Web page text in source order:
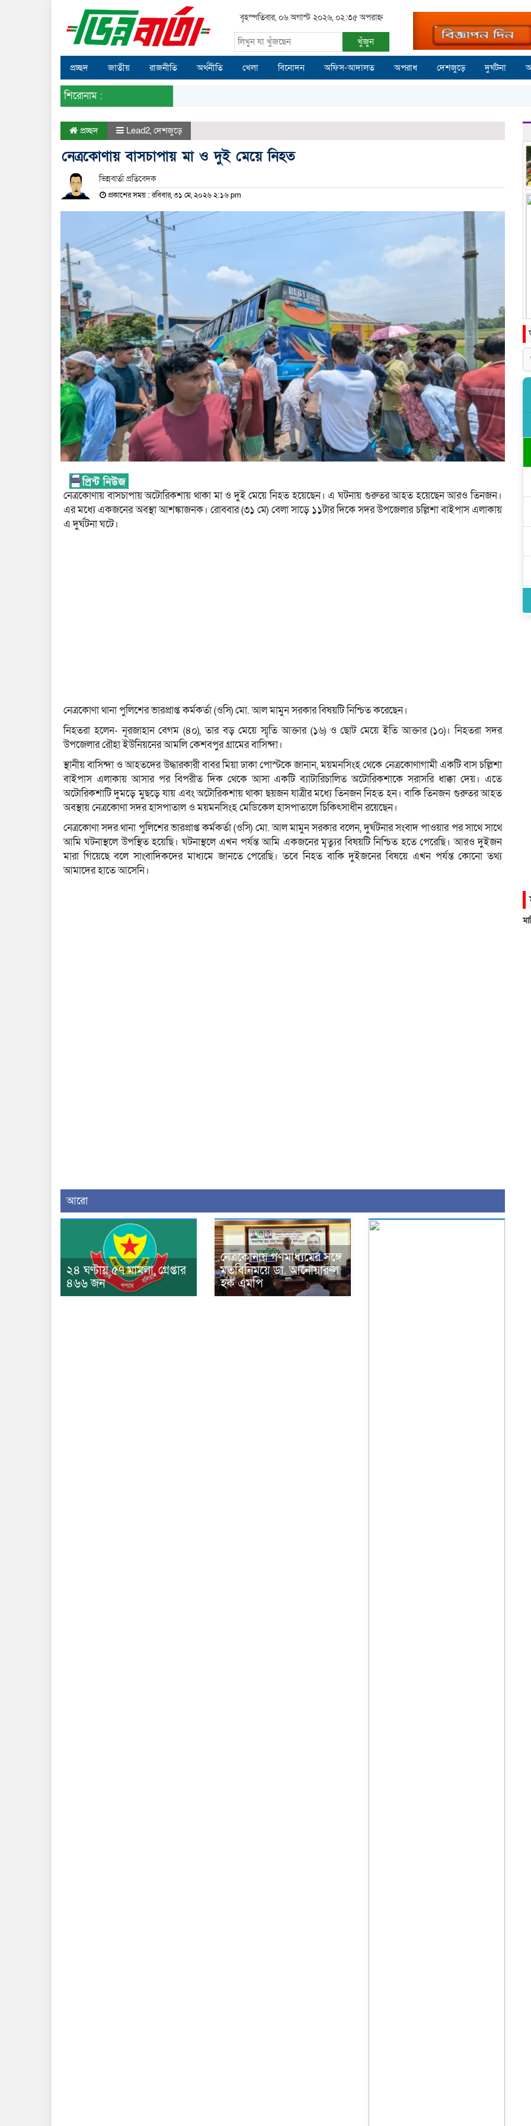
বৃহস্পতিবার, ০৬ অগাস্ট ২০২৬, ০২:৩৫ অপরাহ্ন
খুঁজুন
প্রচ্ছদ জাতীয় রাজনীতি অর্থনীতি খেলা বিনোদন অফিস-আদালত অপরাধ দেশজুড়ে দুর্ঘটনা
শিরোনাম :
প্রচ্ছদ Lead2, দেশজুড়ে
নেত্রকোণায় বাসচাপায় মা ও দুই মেয়ে নিহত
ভিন্নবার্তা প্রতিবেদক
প্রকাশের সময় : রবিবার, ৩১ মে, ২০২৬ ২:১৬ pm
নেত্রকোণায় বাসচাপায় অটোরিকশায় থাকা মা ও দুই মেয়ে নিহত হয়েছেন। এ ঘটনায় গুরুতর আহত হয়েছেন আরও তিনজন।
এর মধ্যে একজনের অবস্থা আশঙ্কাজনক। রোববার (৩১ মে) বেলা সাড়ে ১১টার দিকে সদর উপজেলার চল্লিশা বাইপাস এলাকায়
এ দুর্ঘটনা ঘটে।
নেত্রকোণা থানা পুলিশের ভারপ্রাপ্ত কর্মকর্তা (ওসি) মো. আল মামুন সরকার বিষয়টি নিশ্চিত করেছেন।
নিহতরা হলেন- নূরজাহান বেগম (৪০), তার বড় মেয়ে স্মৃতি আক্তার (১৬) ও ছোট মেয়ে ইতি আক্তার (১০)। নিহতরা সদর
উপজেলার রৌহা ইউনিয়নের আমলি কেশবপুর গ্রামের বাসিন্দা।
স্থানীয় বাসিন্দা ও আহতদের উদ্ধারকারী বাবর মিয়া ঢাকা পোস্টকে জানান, ময়মনসিংহ থেকে নেত্রকোণাগামী একটি বাস চল্লিশা
বাইপাস এলাকায় আসার পর বিপরীত দিক থেকে আসা একটি ব্যাটারিচালিত অটোরিকশাকে সরাসরি ধাক্কা দেয়। এতে
অটোরিকশাটি দুমড়ে মুছড়ে যায় এবং অটোরিকশায় থাকা ছয়জন যাত্রীর মধ্যে তিনজন নিহত হন। বাকি তিনজন গুরুতর আহত
অবস্থায় নেত্রকোণা সদর হাসপাতাল ও ময়মনসিংহ মেডিকেল হাসপাতালে চিকিৎসাধীন রয়েছেন।
নেত্রকোণা সদর থানা পুলিশের ভারপ্রাপ্ত কর্মকর্তা (ওসি) মো. আল মামুন সরকার বলেন, দুর্ঘটনার সংবাদ পাওয়ার পর সাথে সাথে
আমি ঘটনাস্থলে উপস্থিত হয়েছি। ঘটনাস্থলে এখন পর্যন্ত আমি একজনের মৃত্যুর বিষয়টি নিশ্চিত হতে পেরেছি। আরও দুইজন
মারা গিয়েছে বলে সাংবাদিকদের মাধ্যমে জানতে পেরেছি। তবে নিহত বাকি দুইজনের বিষয়ে এখন পর্যন্ত কোনো তথ্য
আমাদের হাতে আসেনি।
আরো
২৪ ঘণ্টায় ৫৭ মামলা, গ্রেপ্তার
৪৬৬ জন
নেত্রকোনায় গণমাধ্যমের সঙ্গে
মতবিনিময়ে ডা. আনোয়ারুল
হক এমপি